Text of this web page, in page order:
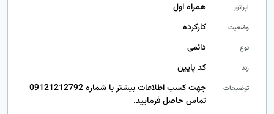
اپراتور همراه اول
وضعیت کارکرده
نوع دائمی
رند کد پایین
توضیحات
جهت کسب اطلاعات بیشتر با شماره 09121212792
تماس حاصل فرمایید.